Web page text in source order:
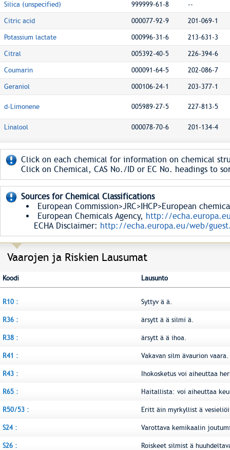
Silica (unspecified) 999999-61-8 --
Citric acid 000077-92-9 201-069-1
Potassium lactate 000996-31-6 213-631-3
Citral 005392-40-5 226-394-6
Coumarin 000091-64-5 202-086-7
Geraniol 000106-24-1 203-377-1
d-Limonene 005989-27-5 227-813-5
Linalool 000078-70-6 201-134-4
Click on each chemical for information on chemical
Click on Chemical, CAS No./ID or EC No. headings to
Sources for Chemical Classifications
European Commission>JRC>IHCP>European
European Chemicals Agency, http://
ECHA Disclaimer: http://echa.europa.eu/web/
Vaarojen ja Riskien Lausumat
Koodi Lausunto
R10 : Syttyv ä ä.
R36 : ärsytt ä ä silmi ä.
R38 : ärsytt ä ä ihoa.
R41 : Vakavan silm ävaurion vaara.
R43 : Ihokosketus voi aiheuttaa
R65 : Haitallista: voi aiheuttaa
R50/53 : Eritt äin myrkyllist ä
S24 : Varottava kemikaalin
S26 : Roiskeet silmist ä